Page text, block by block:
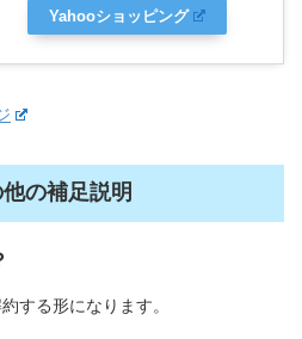
Yahooショッピング
の補足説明
する形になります。